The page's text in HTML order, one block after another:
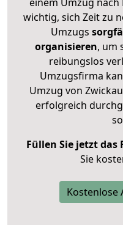
wichtig, sich Zeit zu
Umzugs
organisieren, um
reibungslos
Umzugsfirma
Umzug von
erfolgreich
Füllen Sie jetzt das
Sie
Kostenlose